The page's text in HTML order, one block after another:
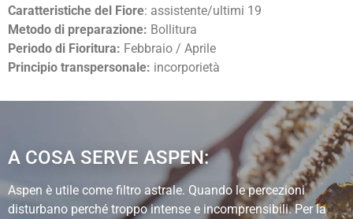
Caratteristiche del Fiore: assistente/ultimi 19
Metodo di preparazione: Bollitura
Periodo di Fioritura: Febbraio / Aprile
Principio transpersonale: incorporietà
A COSA SERVE ASPEN:
Aspen è utile come filtro astrale. Quando le percezioni
disturbano perché troppo intense e incomprensibili. Per la